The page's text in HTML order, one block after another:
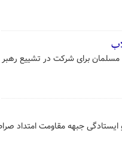
برای شرکت در تشییع
جبهه مقاومت امتداد